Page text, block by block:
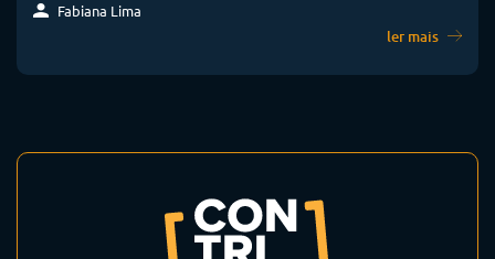
Fabiana Lima
ler mais